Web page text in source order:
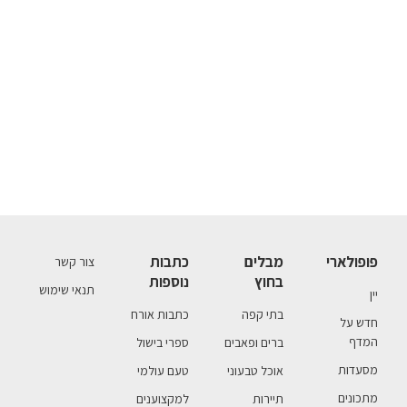
פופולארי
יין
חדש על
המדף
מסעדות
מתכונים
מבלים
בחוץ
בתי קפה
ברים ופאבים
אוכל טבעוני
תיירות
כתבות
נוספות
כתבות אורח
ספרי בישול
טעם עולמי
למקצוענים
צור קשר
תנאי שימוש